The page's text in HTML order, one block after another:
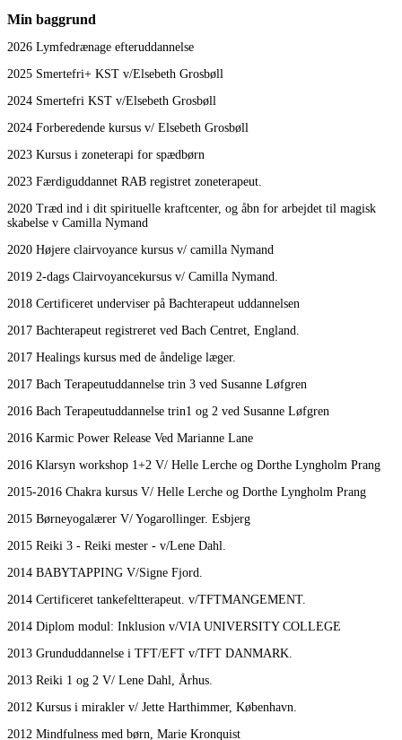
Min baggrund
2026 Lymfedrænage efteruddannelse
2025 Smertefri+ KST v/Elsebeth Grosbøll
2024 Smertefri KST v/Elsebeth Grosbøll
2024 Forberedende kursus v/ Elsebeth Grosbøll
2023 Kursus i zoneterapi for spædbørn
2023 Færdiguddannet RAB registret zoneterapeut.
2020 Træd ind i dit spirituelle kraftcenter, og åbn for arbejdet til magisk
skabelse v Camilla Nymand
2020 Højere clairvoyance kursus v/ camilla Nymand
2019 2-dags Clairvoyancekursus v/ Camilla Nymand.
2018 Certificeret underviser på Bachterapeut uddannelsen
2017 Bachterapeut registreret ved Bach Centret, England.
2017 Healings kursus med de åndelige læger.
2017 Bach Terapeutuddannelse trin 3 ved Susanne Løfgren
2016 Bach Terapeutuddannelse trin1 og 2 ved Susanne Løfgren
2016 Karmic Power Release Ved Marianne Lane
2016 Klarsyn workshop 1+2 V/ Helle Lerche og Dorthe Lyngholm Prang
2015-2016 Chakra kursus V/ Helle Lerche og Dorthe Lyngholm Prang
2015 Børneyogalærer V/ Yogarollinger. Esbjerg
2015 Reiki 3 - Reiki mester - v/Lene Dahl.
2014 BABYTAPPING V/Signe Fjord.
2014 Certificeret tankefeltterapeut. v/TFTMANGEMENT.
2014 Diplom modul: Inklusion v/VIA UNIVERSITY COLLEGE
2013 Grunduddannelse i TFT/EFT v/TFT DANMARK.
2013 Reiki 1 og 2 V/ Lene Dahl, Århus.
2012 Kursus i mirakler v/ Jette Harthimmer, København.
2012 Mindfulness med børn, Marie Kronquist